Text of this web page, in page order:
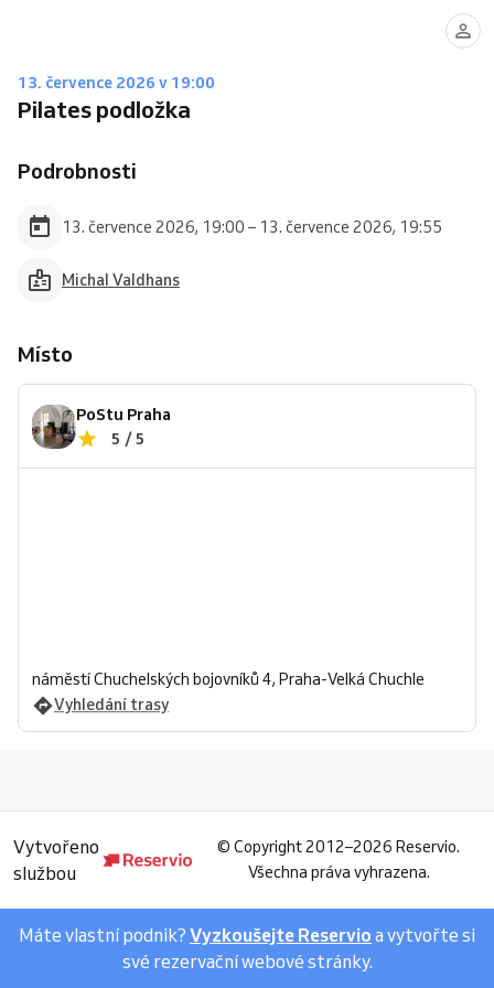
13. července 2026 v 19:00
Pilates podložka
Podrobnosti
13. července 2026, 19:00 – 13. července 2026, 19:55
Michal Valdhans
Místo
PoStu Praha
5 / 5
náměstí Chuchelských bojovníků 4, Praha-Velká Chuchle
Vyhledání trasy
Vytvořeno
službou
© Copyright 2012–2026 Reservio.
Všechna práva vyhrazena.
Máte vlastní podnik? Vyzkoušejte Reservio a vytvořte si
své rezervační webové stránky.